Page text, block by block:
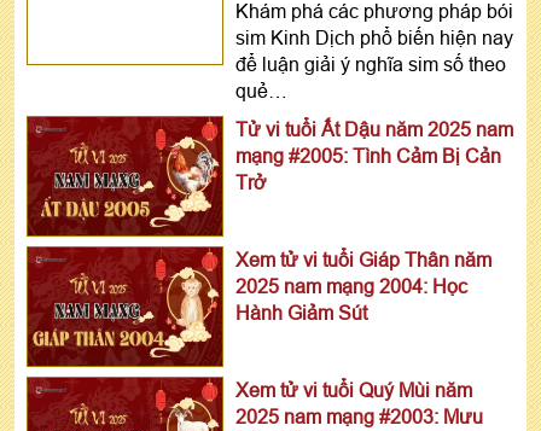
Khám phá các phương pháp bói
sim Kinh Dịch phổ biến hiện nay
để luận giải ý nghĩa sim số theo
quẻ…
Tử vi tuổi Ất Dậu năm 2025 nam
mạng #2005: Tình Cảm Bị Cản
Trở
Xem tử vi tuổi Giáp Thân năm
2025 nam mạng 2004: Học
Hành Giảm Sút
Xem tử vi tuổi Quý Mùi năm
2025 nam mạng #2003: Mưu